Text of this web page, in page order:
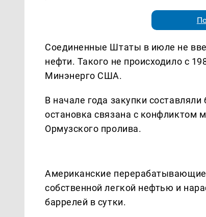
Соединенные Штаты в июле не
нефти. Такого не происходило с
Минэнерго США.
В начале года закупки
остановка связана с конфликтом
Ормузского пролива.
Американские
собственной легкой нефтью и
баррелей в сутки.